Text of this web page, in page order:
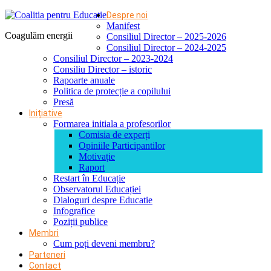
Coagulăm energii
Despre noi
Manifest
Consiliul Director – 2025-2026
Consiliul Director – 2024-2025
Consiliul Director – 2023-2024
Consiliu Director – istoric
Rapoarte anuale
Politica de protecție a copilului
Presă
Inițiative
Formarea initiala a profesorilor
Comisia de experți
Opiniile Participantilor
Motivație
Raport
Restart în Educație
Observatorul Educației
Dialoguri despre Educatie
Infografice
Poziții publice
Membri
Cum poți deveni membru?
Parteneri
Contact